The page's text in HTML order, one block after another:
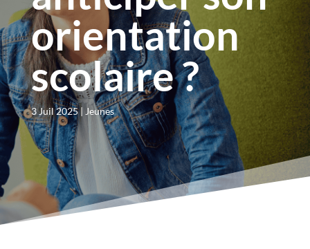
orientation
scolaire ?
3 Juil 2025 Jeunes